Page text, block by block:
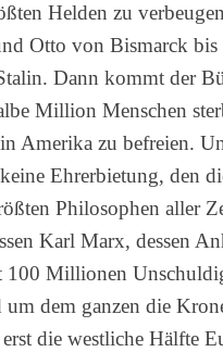
Helden zu
Otto von Bismarck bis
Dann kommt der
Million Menschen
Amerika zu befreien.
Ehrerbietung, den
Philosophen aller
Karl Marx, dessen
100 Millionen
dem ganzen die
die westliche Hälfte